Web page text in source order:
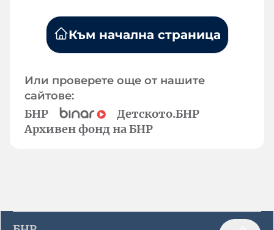
Към начална страница
Или проверете още от нашите
сайтове:
БНР
Детското.БНР
Архивен фонд на БНР